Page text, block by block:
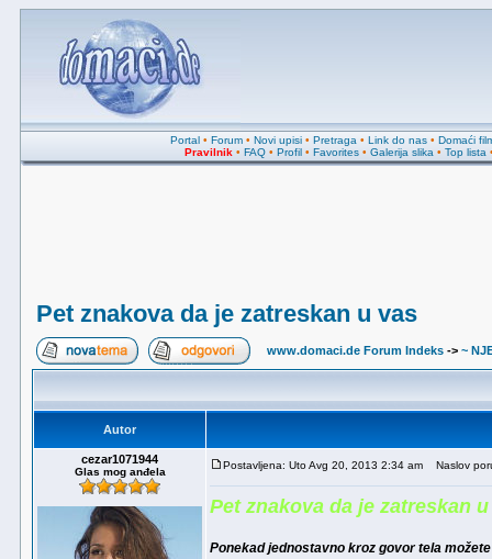
Portal• Forum• Novi upisi• Pretraga • Link do nas• Domaći
Pravilnik • FAQ • Profil • Favorites • Galerija slika • Top lista
Pet znakova da je zatreskan u vas
www.domaci.de Forum Indeks -> ~
Autor
cezar1071944
Glas mog anđela
Postavljena: Uto Avg 20, 2013 2:34 am Naslov
Pet znakova da je zatreskan
Ponekad jednostavno kroz govor tela